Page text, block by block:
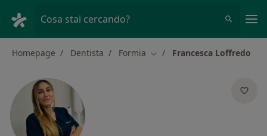
Cosa stai cercando?
Homepage Dentista Formia Cambia città
Francesca Loffredo